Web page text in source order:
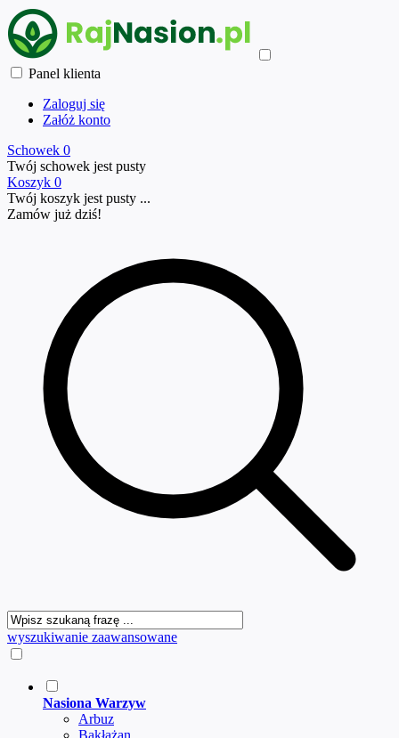
Panel klienta
Zaloguj się
Załóż konto
Schowek 0
Twój schowek jest pusty
Koszyk 0
Twój koszyk jest pusty ...
Zamów już dziś!
wyszukiwanie zaawansowane
Nasiona Warzyw
Arbuz
Bakłażan